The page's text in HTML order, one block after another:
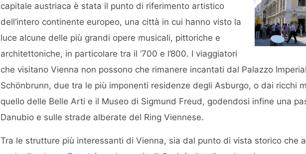
capitale austriaca è stata il punto di riferimento artistico
dell’intero continente europeo, una città in cui hanno visto la
luce alcune delle più grandi opere musicali, pittoriche e
architettoniche, in particolare tra il ‘700 e l’800. I viaggiatori
che visitano Vienna non possono che rimanere incantati dal Palazzo
Schönbrunn, due tra le più imponenti residenze degli Asburgo, o dai ricchi
quello delle Belle Arti e il Museo di Sigmund Freud, godendosi infine una
Danubio e sulle strade alberate del Ring Viennese.
Tra le strutture più interessanti di Vienna, sia dal punto di vista storico che